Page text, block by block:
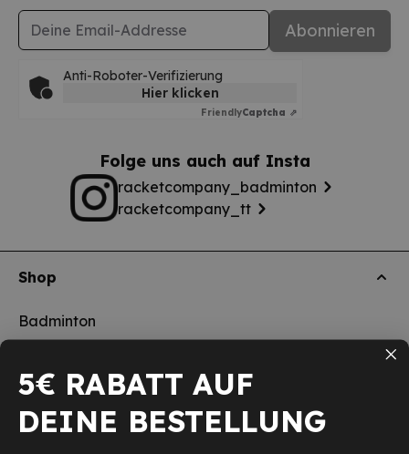
E-Mail-Adresse Abonnieren
Anti-Roboter-Verifizierung
Hier klicken
FriendlyCaptcha ⇗
Folge uns auch auf Insta
racketcompany_badminton
racketcompany_tt
Shop
Badminton
Squash
Pickleball
5€ RABATT AUF
DEINE BESTELLUNG